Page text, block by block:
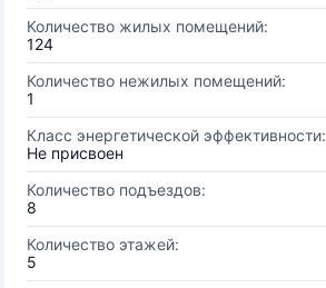
Количество жилых помещений:
124
Количество нежилых помещений:
1
Класс энергетической эффективности:
Не присвоен
Количество подъездов:
8
Количество этажей:
5